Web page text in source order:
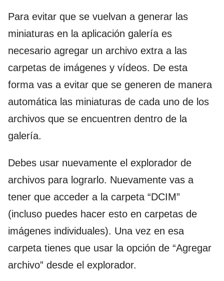
Para evitar que se vuelvan a generar las
miniaturas en la aplicación galería es
necesario agregar un archivo extra a las
carpetas de imágenes y vídeos. De esta
forma vas a evitar que se generen de manera
automática las miniaturas de cada uno de los
archivos que se encuentren dentro de la
galería.
Debes usar nuevamente el explorador de
archivos para lograrlo. Nuevamente vas a
tener que acceder a la carpeta “DCIM”
(incluso puedes hacer esto en carpetas de
imágenes individuales). Una vez en esa
carpeta tienes que usar la opción de “Agregar
archivo” desde el explorador.